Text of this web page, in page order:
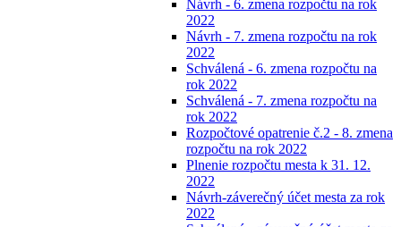
Návrh - 6. zmena rozpočtu na rok
2022
Návrh - 7. zmena rozpočtu na rok
2022
Schválená - 6. zmena rozpočtu na
rok 2022
Schválená - 7. zmena rozpočtu na
rok 2022
Rozpočtové opatrenie č.2 - 8. zmena
rozpočtu na rok 2022
Plnenie rozpočtu mesta k 31. 12.
2022
Návrh-záverečný účet mesta za rok
2022